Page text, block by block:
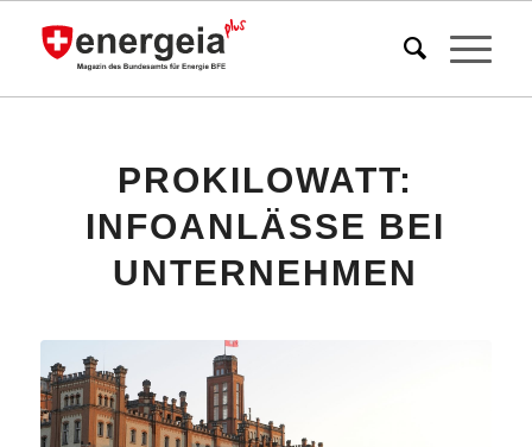
PROKILOWATT:
INFOANLÄSSE BEI
UNTERNEHMEN